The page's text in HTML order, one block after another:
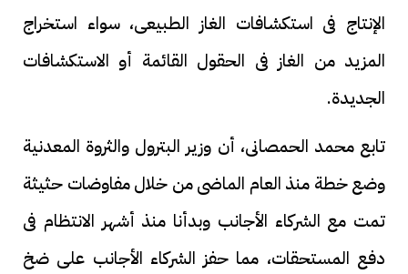
الإنتاج فى استكشافات الغاز الطبيعى، سواء استخراج
المزيد من الغاز فى الحقول القائمة أو الاستكشافات
الجديدة.
تابع محمد الحمصانى، أن وزير البترول والثروة المعدنية
وضع خطة منذ العام الماضى من خلال مفاوضات حثيثة
تمت مع الشركاء الأجانب وبدأنا منذ أشهر الانتظام فى
دفع المستحقات، مما حفز الشركاء الأجانب على ضخ